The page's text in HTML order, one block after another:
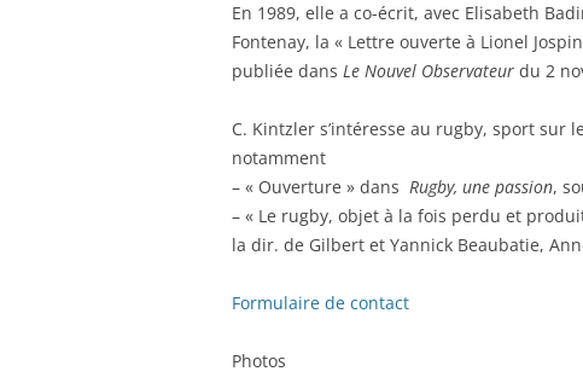
En 1989, elle a co-écrit, avec Elisabeth
Fontenay, la « Lettre ouverte à Lionel
publiée dans Le Nouvel Observateur du 2
C. Kintzler s’intéresse au rugby, sport sur
notamment
– « Ouverture » dans Rugby, une passion,
– « Le rugby, objet à la fois perdu et
la dir. de Gilbert et Yannick Beaubatie,
Formulaire de contact
Photos